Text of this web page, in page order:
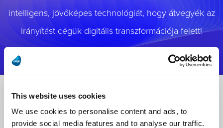
This website uses cookies
We use cookies to personalise content and ads, to
provide social media features and to analyse our traffic.
intelligens, jövőképes technológiát, hogy átvegyék az
irányítást cégük digitális transzformációja felett!